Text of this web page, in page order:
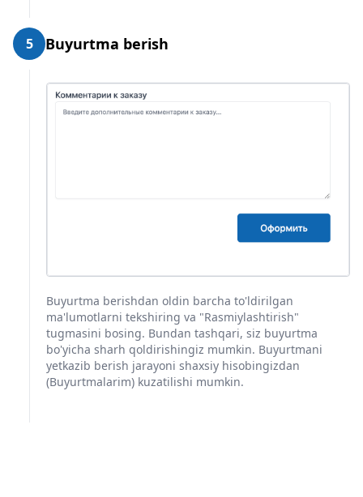
5 Buyurtma berish
Buyurtma berishdan oldin barcha to'ldirilgan
ma'lumotlarni tekshiring va "Rasmiylashtirish"
tugmasini bosing. Bundan tashqari, siz buyurtma
bo'yicha sharh qoldirishingiz mumkin. Buyurtmani
yetkazib berish jarayoni shaxsiy hisobingizdan
(Buyurtmalarim) kuzatilishi mumkin.